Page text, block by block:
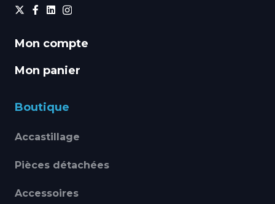
Mon compte
Mon panier
Boutique
Accastillage
Pièces détachées
Accessoires